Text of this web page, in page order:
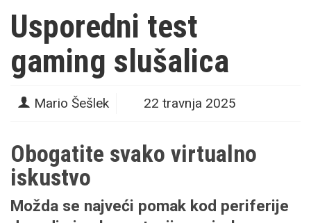
Usporedni test
gaming slušalica
Mario Šešlek 22 travnja 2025
Obogatite svako virtualno
iskustvo
Možda se najveći pomak kod periferije